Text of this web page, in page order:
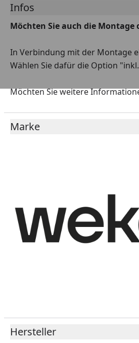
Infos
Möchten Sie auch die Montage
In Verbindung mit der Montage
Wählen Sie dafür die Option
Möchten Sie weitere
Marke
Hersteller